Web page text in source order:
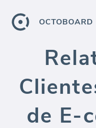
OCTOBOARD
de E-